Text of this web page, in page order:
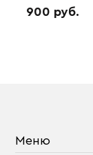
(кофейный)
900 руб.
Меню